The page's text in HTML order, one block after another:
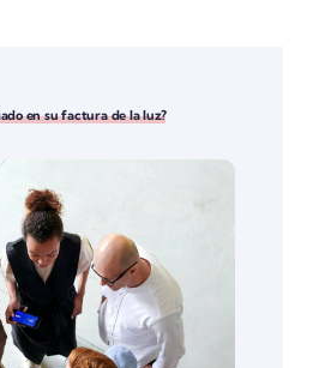
en su factura de la luz?